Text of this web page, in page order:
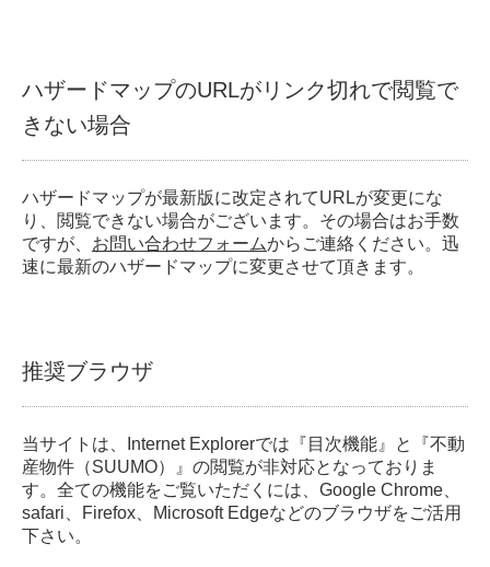
ハザードマップのURLがリンク切れで閲覧で
きない場合
ハザードマップが最新版に改定されてURLが変更にな
り、閲覧できない場合がございます。その場合はお手数
ですが、 お問い合わせフォームからご連絡ください。迅
速に最新のハザードマップに変更させて頂きます。
推奨ブラウザ
当サイトは、Internet Explorerでは『目次機能』と『不動
産物件（SUUMO）』の閲覧が非対応となっておりま
す。全ての機能をご覧いただくには、Google Chrome、
safari、Firefox、Microsoft Edgeなどのブラウザをご活用
下さい。